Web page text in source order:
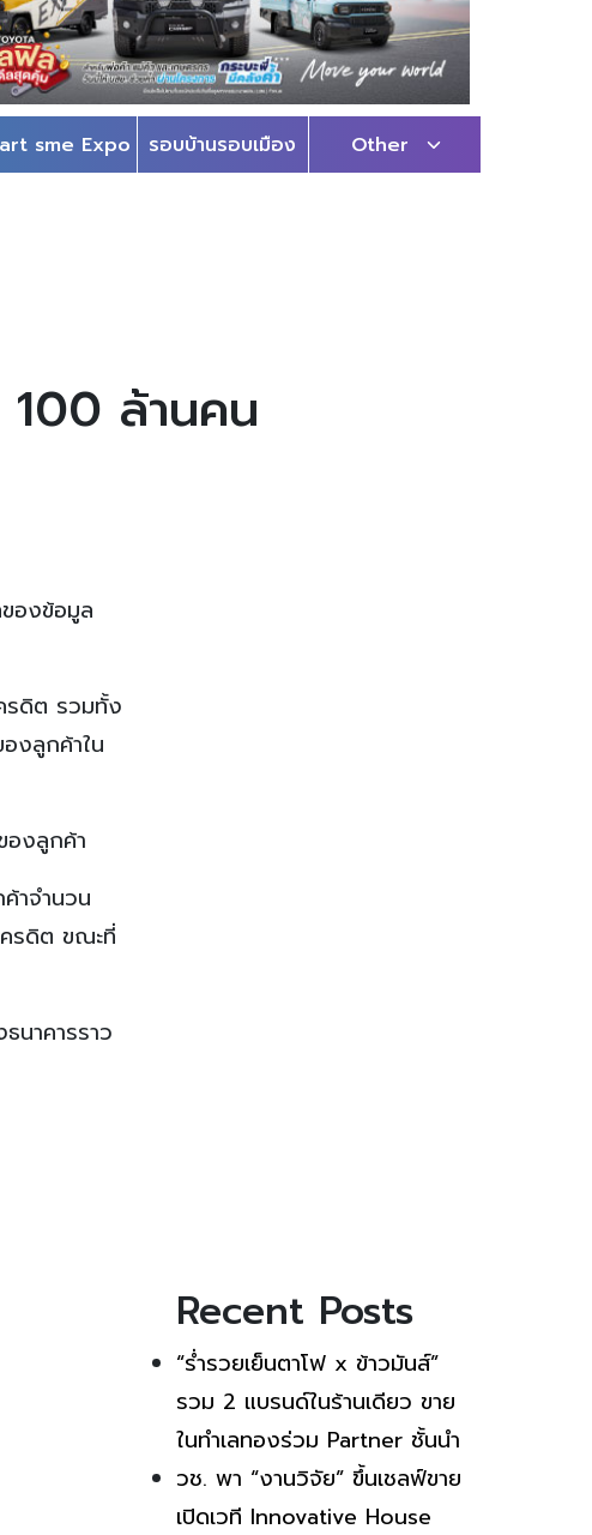
sme Expo รอบบ้านรอบเมือง Other
ล้านคน
องข้อมูล
รดิต รวมทั้ง
งลูกค้าใน
องลูกค้า
าจำนวน
ครดิต ขณะที่
นาคารราว
Recent Posts
“ร่ำรวยเย็นตาโฟ x ข้าวมันส์”
รวม 2 แบรนด์ในร้านเดียว ขาย
ในทำเลทองร่วม Partner ชั้นนำ
วช. พา “งานวิจัย” ขึ้นเชลฟ์ขาย
เปิดเวที Innovative House